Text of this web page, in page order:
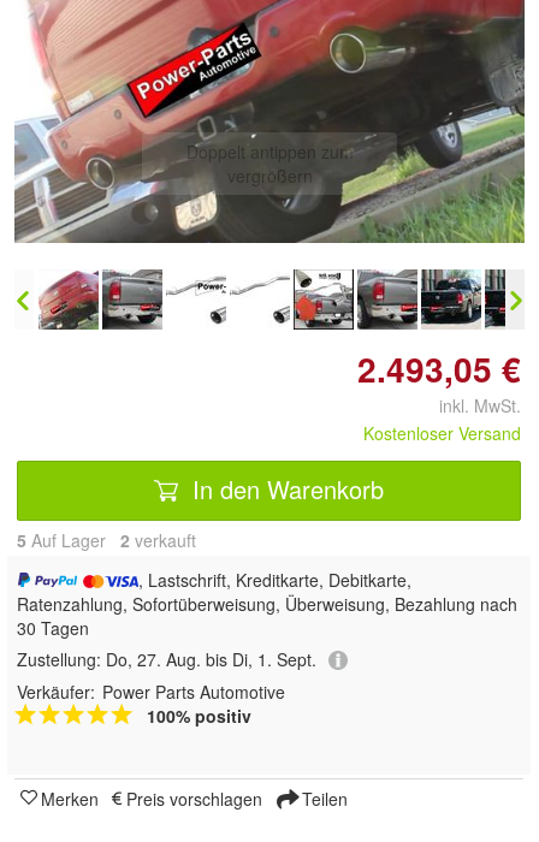
Doppelt antippen zum
vergrößern
2.493,05 €
inkl. MwSt.
Kostenloser Versand
In den Warenkorb
5 Auf Lager 2 verkauft
, Lastschrift, Kreditkarte, Debitkarte,
Ratenzahlung, Sofortüberweisung, Überweisung, Bezahlung nach
30 Tagen
Zustellung: Do, 27. Aug. bis Di, 1. Sept.
Verkäufer: Power Parts Automotive
100% positiv
Merken Preis vorschlagen Teilen